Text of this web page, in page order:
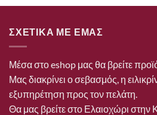
ΣΧΕΤΙΚΑ ΜΕ ΕΜΑΣ
Μέσα στο eshop μας θα βρείτε
Μας διακρίνει ο σεβασμός, η
εξυπηρέτηση προς τον πελάτη.
Θα μας βρείτε στο Ελαιοχώρι στην